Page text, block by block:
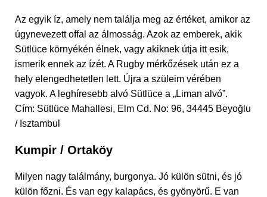
Az egyik íz, amely nem találja meg az értéket, amikor az
úgynevezett offal az álmosság. Azok az emberek, akik
Sütlüce környékén élnek, vagy akiknek útja itt esik,
ismerik ennek az ízét. A Rugby mérkőzések után ez a
hely elengedhetetlen lett. Újra a szüleim vérében
vagyok. A leghíresebb alvó Sütlüce a „Liman alvó”.
Cím: Sütlüce Mahallesi, Elm Cd. No: 96, 34445 Beyoğlu
/ Isztambul
Kumpir / Ortaköy
Milyen nagy találmány, burgonya. Jó külön sütni, és jó
külön főzni. És van egy kalapács, és gyönyörű. E van